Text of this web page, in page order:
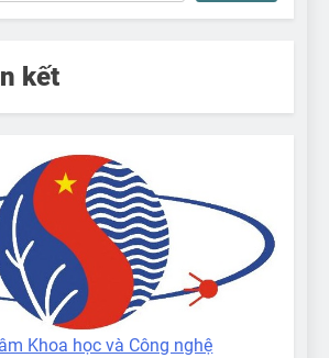
kết
Khoa học và Công nghệ